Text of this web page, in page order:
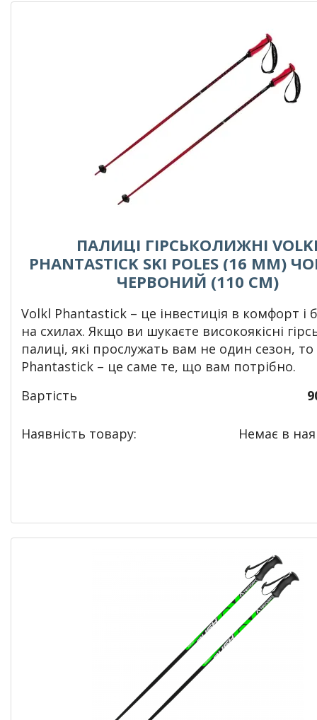
ПАЛИЦІ ГІРСЬКОЛИЖНІ
PHANTASTICK SKI POLES (16 MM)
ЧЕРВОНИЙ (110 СМ)
Volkl Phantastick – це інвестиція в комфорт і
на схилах. Якщо ви шукаєте високоякісні
палиці, які прослужать вам не один сезон,
Phantastick – це саме те, що вам потрібно.
Вартість
Наявність товару: Немає в